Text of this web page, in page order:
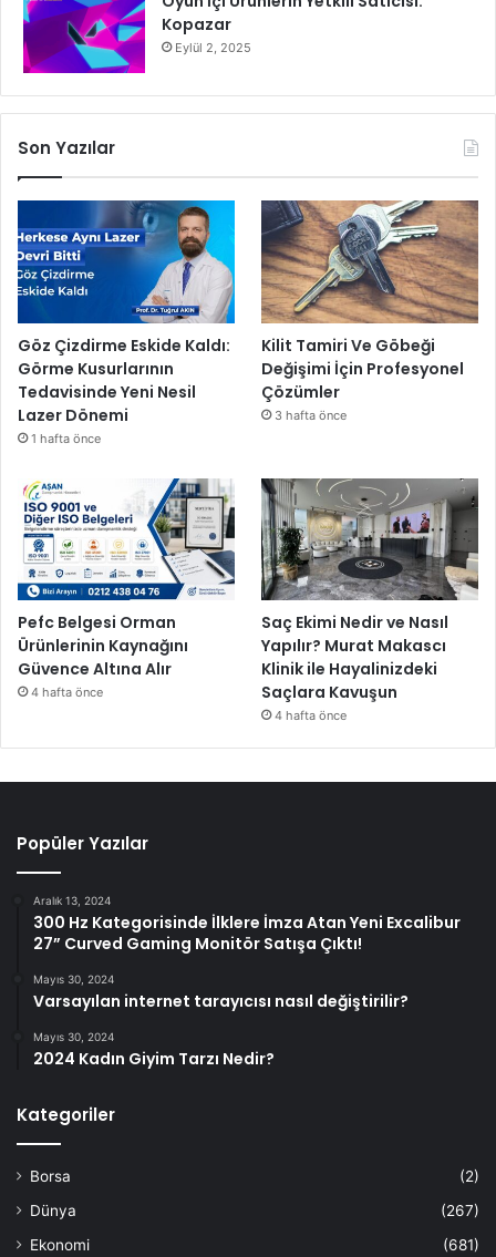
Kopazar
Eylül 2, 2025
Son Yazılar
Göz Çizdirme Eskide Kaldı:
Görme Kusurlarının
Tedavisinde Yeni Nesil
Lazer Dönemi
1 hafta önce
Kilit Tamiri Ve Göbeği
Değişimi İçin Profesyonel
Çözümler
3 hafta önce
Pefc Belgesi Orman
Ürünlerinin Kaynağını
Güvence Altına Alır
4 hafta önce
Saç Ekimi Nedir ve Nasıl
Yapılır? Murat Makascı
Klinik ile Hayalinizdeki
Saçlara Kavuşun
4 hafta önce
Popüler Yazılar
Aralık 13, 2024
300 Hz Kategorisinde İlklere İmza Atan Yeni Excalibur
27” Curved Gaming Monitör Satışa Çıktı!
Mayıs 30, 2024
Varsayılan internet tarayıcısı nasıl değiştirilir?
Mayıs 30, 2024
2024 Kadın Giyim Tarzı Nedir?
Kategoriler
Borsa
(2)
Dünya
(267)
Ekonomi
(681)